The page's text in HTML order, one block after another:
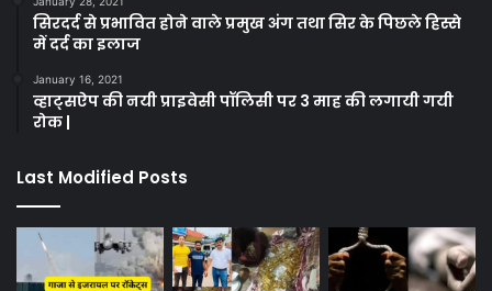
सिरदर्द से प्रभावित होने वाले प्रमुख अंग तथा सिर के पिछले हिस्से
में दर्द का इलाज
January 16, 2021
व्हाट्सऐप की नयी प्राइवेसी पॉलिसी पर 3 माह की लगायी गयी
रोक |
Last Modified Posts